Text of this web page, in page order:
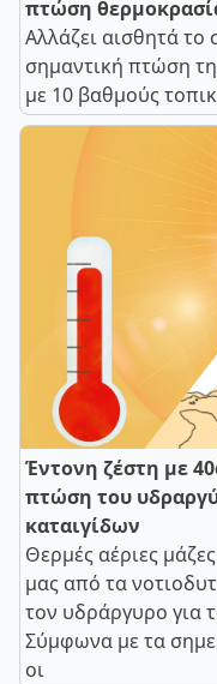
πτώση
Αλλάζει αισθητά το
σημαντική πτώση
με 10 βαθμούς
Έντονη ζέστη με
πτώση του
καταιγίδων
Θερμές αέριες
μας από τα
τον υδράργυρο για
Σύμφωνα με τα
οι